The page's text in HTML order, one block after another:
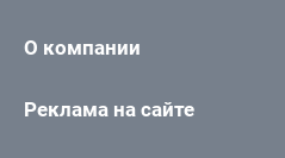
О компании
Реклама на сайте